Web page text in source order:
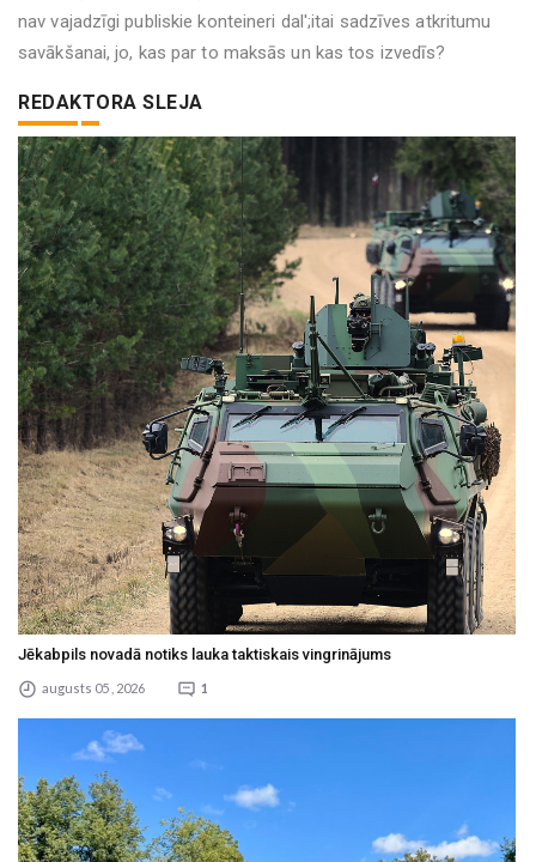
nav vajadzīgi publiskie konteineri dal';itai sadzīves atkritumu
savākšanai, jo, kas par to maksās un kas tos izvedīs?
REDAKTORA SLEJA
Jēkabpils novadā notiks lauka taktiskais vingrinājums
augusts 05 , 2026 1